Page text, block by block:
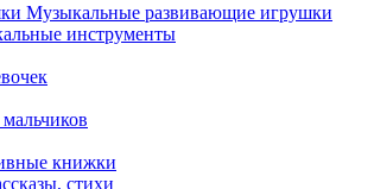
Музыкальные развивающие игрушки
инструменты
книжки
стихи